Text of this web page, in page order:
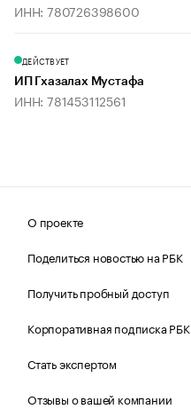
ИНН: 780726398600
ДЕЙСТВУЕТ
ИП Гхазалах Мустафа
ИНН: 781453112561
О проекте
Поделиться новостью на РБК
Получить пробный доступ
Корпоративная подписка РБК
Стать экспертом
Отзывы о вашей компании